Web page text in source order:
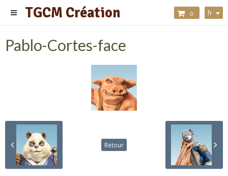
TGCM Création 0 fr
Pablo-Cortes-face
Retour